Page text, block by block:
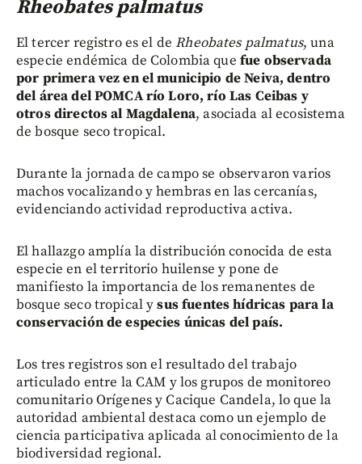
Rheobates palmatus
El tercer registro es el deRheobates palmatus, una
especie endémica de Colombia que fue observada
por primera vez en el municipio de Neiva, dentro
del área del POMCA río Loro, río Las Ceibas y
otros directos al Magdalena, asociada al ecosistema
de bosque seco tropical.
Durante la jornada de campo se observaron varios
machos vocalizando y hembras en las cercanías,
evidenciando actividad reproductiva activa.
El hallazgo amplía la distribución conocida de esta
especie en el territorio huilense y pone de
manifiesto la importancia de los remanentes de
bosque seco tropical ysus fuentes hídricas para la
conservación de especies únicas del país.
Los tres registros son el resultado del trabajo
articulado entre la CAM y los grupos de monitoreo
comunitario Orígenes y Cacique Candela, lo que la
autoridad ambiental destaca como un ejemplo de
ciencia participativa aplicada al conocimiento de la
biodiversidad regional.